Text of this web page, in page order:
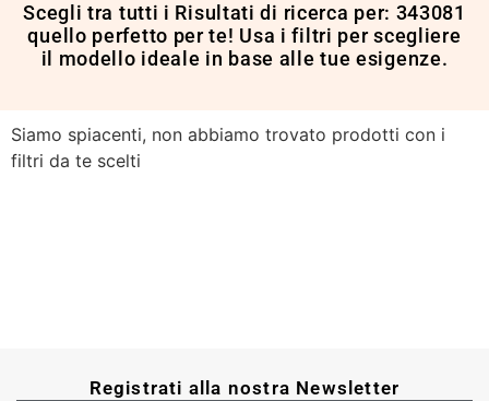
Scegli tra tutti i Risultati di ricerca per: 343081
quello perfetto per te! Usa i filtri per scegliere
il modello ideale in base alle tue esigenze.
Siamo spiacenti, non abbiamo trovato prodotti con i
filtri da te scelti
Registrati alla nostra Newsletter